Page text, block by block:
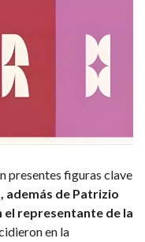
presentes figuras clave
además de Patrizio
representante de la
en la